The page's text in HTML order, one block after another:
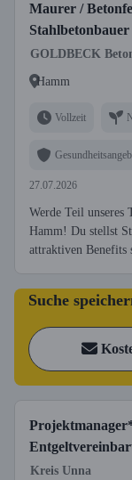
Maurer /
GOLDBECK
Hamm
Vollzeit
27.07.2026
Werde Teil unseres
Hamm! Du stellst
attraktiven Benefits
Suche
Kreis Unna